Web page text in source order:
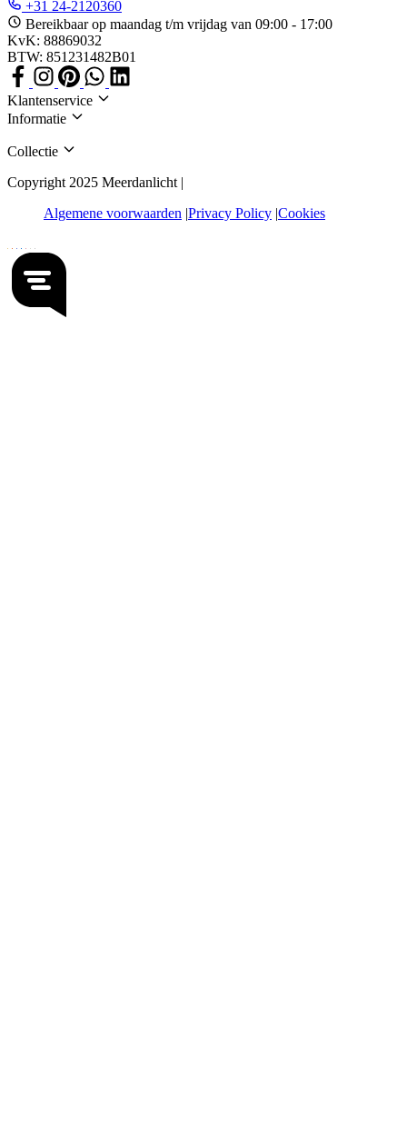
+31 24-2120360
Bereikbaar op maandag t/m vrijdag van 09:00 - 17:00
KvK: 88869032
BTW: 851231482B01
Klantenservice
Informatie
Collectie
Copyright 2025 Meerdanlicht |
Algemene voorwaarden Privacy Policy Cookies